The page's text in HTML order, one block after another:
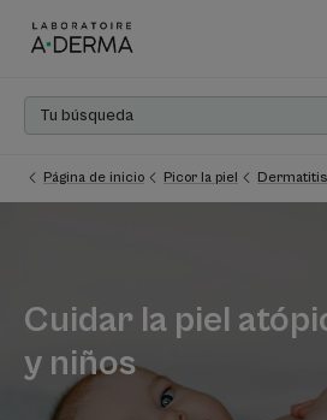
Página de inicio Picor la piel
Cuidar la piel
y niños